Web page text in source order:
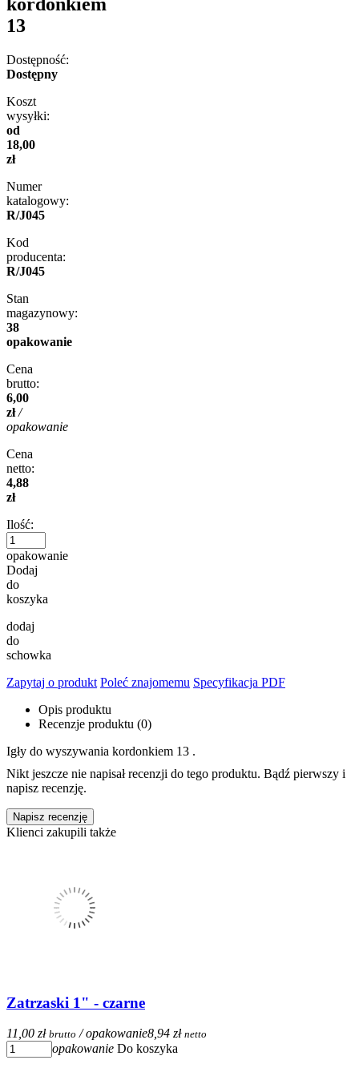
13
Dostępność:
Dostępny
Koszt
wysyłki:
od
18,00
zł
Numer
katalogowy:
R/J045
Kod
producenta:
R/J045
Stan
magazynowy:
38
opakowanie
Cena
brutto:
6,00
zł /
opakowanie
Cena
netto:
4,88
zł
Ilość:
opakowanie
Dodaj
do
koszyka
dodaj
do
schowka
Zapytaj o produkt Poleć znajomemu Specyfikacja PDF
Opis produktu
Recenzje produktu (0)
Igły do wyszywania kordonkiem 13 .
Nikt jeszcze nie napisał recenzji do tego produktu. Bądź pierwszy i
napisz recenzję.
Napisz recenzję
Klienci zakupili także
Zatrzaski 1" - czarne
11,00 zł brutto / opakowanie8,94 zł netto
opakowanie Do koszyka